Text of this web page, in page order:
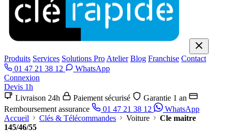
Produits Services Solutions Pro Atelier Blog Franchise Contact
01 47 21 38 12
WhatsApp
Connexion
Devis 1h
Livraison 24h
Paiement sécurisé
Garantie 1 an
Remboursement assurance
01 47 21 38 12
WhatsApp
Accueil
Clés & Télécommandes Voiture
Cle maitre
145/46/55